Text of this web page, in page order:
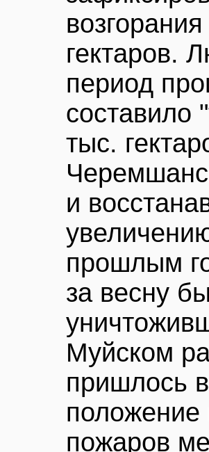
гектаров.
период
составило
тыс.
и
прошлым
за весну
Муйском
пришлось
положение
пожаров